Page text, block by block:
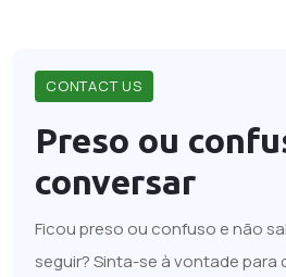
CONTACT US
Preso ou
conversar
Ficou preso ou confuso e não
seguir? Sinta-se à vontade